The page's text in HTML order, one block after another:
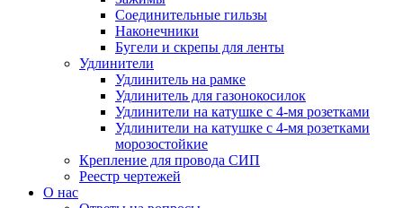
Соединительные гильзы
Наконечники
Бугели и скрепы для ленты
Удлинители
Удлинитель на рамке
Удлинитель для газонокосилок
Удлинители на катушке с 4-мя розетками
Удлинители на катушке с 4-мя розетками
морозостойкие
Крепление для провода СИП
Реестр чертежей
О нас